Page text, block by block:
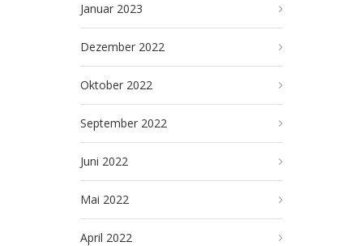
Januar 2023
Dezember 2022
Oktober 2022
September 2022
Juni 2022
Mai 2022
April 2022